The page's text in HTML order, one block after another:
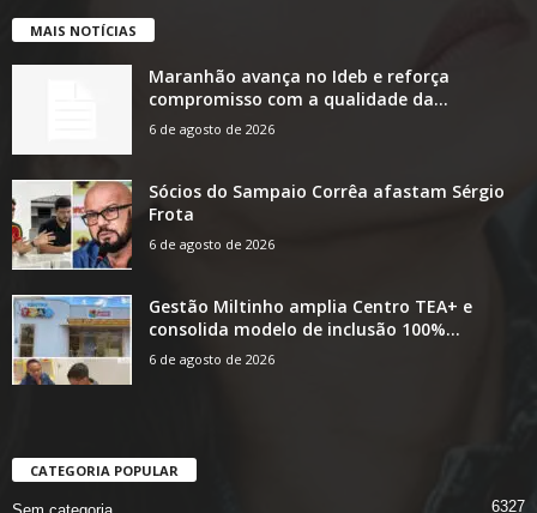
MAIS NOTÍCIAS
Maranhão avança no Ideb e reforça
compromisso com a qualidade da...
6 de agosto de 2026
Sócios do Sampaio Corrêa afastam Sérgio
Frota
6 de agosto de 2026
Gestão Miltinho amplia Centro TEA+ e
consolida modelo de inclusão 100%...
6 de agosto de 2026
CATEGORIA POPULAR
6327